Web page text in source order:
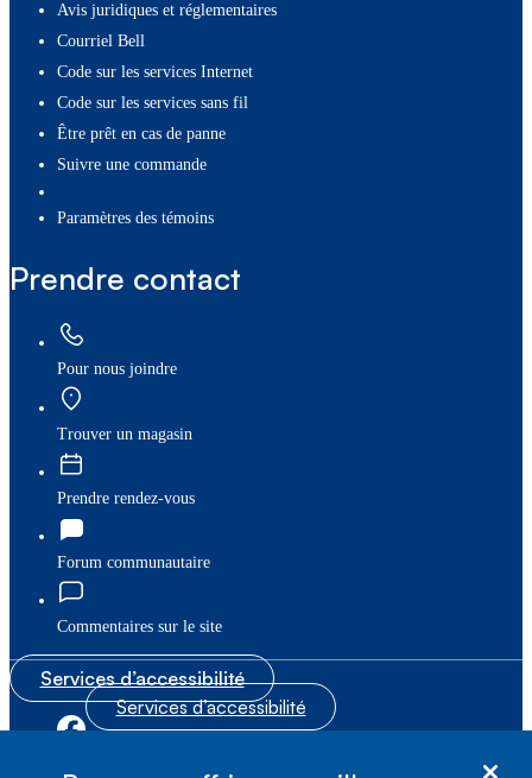
Avis juridiques et réglementaires
Courriel Bell
Code sur les services Internet
Code sur les services sans fil
Être prêt en cas de panne
Suivre une commande
paramètres des témoins
Prendre contact
Pour nous joindre
Trouver un magasin
Prendre rendez-vous
Forum communautaire
Commentaires sur le site
Services d’accessibilité
Services d’accessibilité